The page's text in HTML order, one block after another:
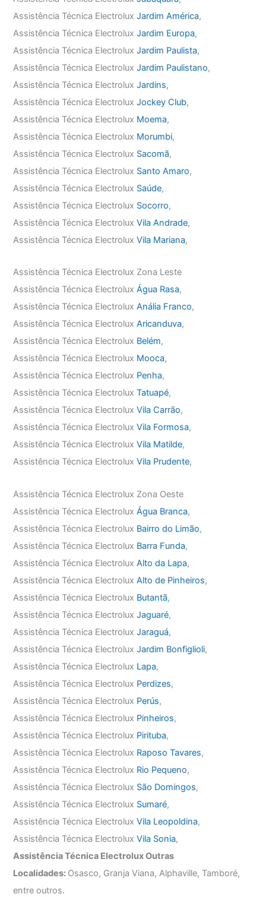
Assistência Técnica ElectroluxJardim América,
Assistência Técnica ElectroluxJardim Europa,
Assistência Técnica ElectroluxJardim Paulista,
Assistência Técnica ElectroluxJardim Paulistano,
Assistência Técnica ElectroluxJardins,
Assistência Técnica ElectroluxJockey Club,
Assistência Técnica Electrolux Moema,
Assistência Técnica Electrolux Morumbi,
Assistência Técnica Electrolux Sacomã,
Assistência Técnica Electrolux Santo Amaro,
Assistência Técnica Electrolux Saúde,
Assistência Técnica Electrolux Socorro,
Assistência Técnica ElectroluxVila Andrade,
Assistência Técnica ElectroluxVila Mariana,
Assistência Técnica Electrolux Zona Leste
Assistência Técnica ElectroluxÁgua Rasa,
Assistência Técnica ElectroluxAnália Franco,
Assistência Técnica ElectroluxAricanduva,
Assistência Técnica Electrolux Belém,
Assistência Técnica Electrolux Mooca,
Assistência Técnica Electrolux Penha,
Assistência Técnica ElectroluxTatuapé,
Assistência Técnica ElectroluxVila Carrão,
Assistência Técnica ElectroluxVila Formosa,
Assistência Técnica ElectroluxVila Matilde,
Assistência Técnica ElectroluxVila Prudente,
Assistência Técnica Electrolux Zona Oeste
Assistência Técnica ElectroluxÁgua Branca,
Assistência Técnica Electrolux Bairro do Limão,
Assistência Técnica Electrolux Barra Funda,
Assistência Técnica ElectroluxAlto da Lapa,
Assistência Técnica ElectroluxAlto de Pinheiros,
Assistência Técnica Electrolux Butantã,
Assistência Técnica ElectroluxJaguaré,
Assistência Técnica ElectroluxJaraguá,
Assistência Técnica ElectroluxJardim Bonfiglioli,
Assistência Técnica Electrolux Lapa,
Assistência Técnica Electrolux Perdizes,
Assistência Técnica Electrolux Perús,
Assistência Técnica Electrolux Pinheiros,
Assistência Técnica Electrolux Pirituba,
Assistência Técnica Electrolux Raposo Tavares,
Assistência Técnica Electrolux Rio Pequeno,
Assistência Técnica Electrolux São Domingos,
Assistência Técnica Electrolux Sumaré,
Assistência Técnica ElectroluxVila Leopoldina,
Assistência Técnica ElectroluxVila Sonia,
Assistência Técnica Electrolux Outras
Localidades: Osasco, Granja Viana, Alphaville, Tamboré,
entre outros.